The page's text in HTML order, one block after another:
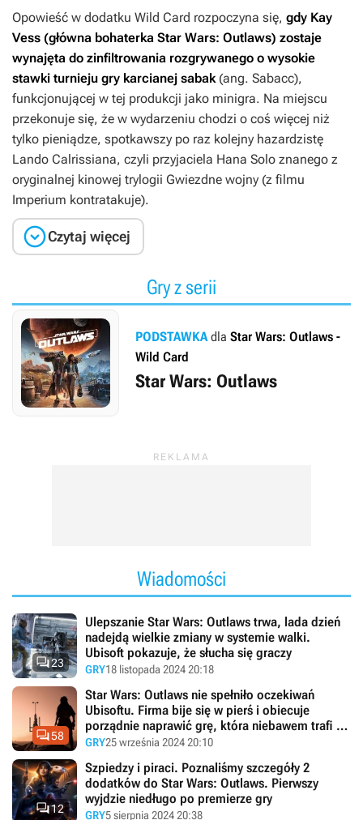
Opowieść w dodatku Wild Card rozpoczyna się, gdy Kay
Vess (główna bohaterka Star Wars: Outlaws) zostaje
wynajęta do zinfiltrowania rozgrywanego o wysokie
stawki turnieju gry karcianej sabak(ang. Sabacc),
funkcjonującej w tej produkcji jako minigra. Na miejscu
przekonuje się, że w wydarzeniu chodzi o coś więcej niż
tylko pieniądze, spotkawszy po raz kolejny hazardzistę
Lando Calrissiana, czyli przyjaciela Hana Solo znanego z
oryginalnej kinowej trylogii Gwiezdne wojny (z filmu
Imperium kontratakuje).
Czytaj więcej
Gry z serii
PODSTAWKA dla Star Wars: Outlaws -
Wild Card
Star Wars: Outlaws
Wiadomości
23
Ulepszanie Star Wars: Outlaws trwa, lada dzień
nadejdą wielkie zmiany w systemie walki.
Ubisoft pokazuje, że słucha się graczy
GRY18 listopada 2024 20:18
58
Star Wars: Outlaws nie spełniło oczekiwań
Ubisoftu. Firma bije się w pierś i obiecuje
porządnie naprawić grę, która niebawem trafi na
Steam
GRY25 września 2024 20:10
12
Szpiedzy i piraci. Poznaliśmy szczegóły 2
dodatków do Star Wars: Outlaws. Pierwszy
wyjdzie niedługo po premierze gry
GRY5 sierpnia 2024 20:38